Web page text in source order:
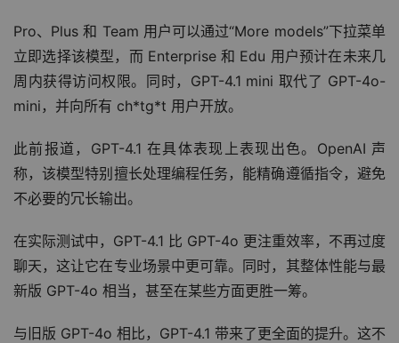
Pro、Plus 和 Team 用户可以通过“More models”下拉菜单
立即选择该模型，而 Enterprise 和 Edu 用户预计在未来几
周内获得访问权限。同时，GPT-4.1 mini 取代了 GPT-4o-
mini，并向所有 ch*tg*t 用户开放。
此前报道，GPT-4.1 在具体表现上表现出色。OpenAI 声
称，该模型特别擅长处理编程任务，能精确遵循指令，避免
不必要的冗长输出。
在实际测试中，GPT-4.1 比 GPT-4o 更注重效率，不再过度
聊天，这让它在专业场景中更可靠。同时，其整体性能与最
新版 GPT-4o 相当，甚至在某些方面更胜一筹。
与旧版 GPT-4o 相比，GPT-4.1 带来了更全面的提升。这不